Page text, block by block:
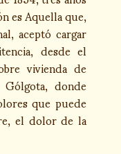
es Aquella que,
aceptó cargar
desde el
vivienda de
donde
que puede
el dolor de la